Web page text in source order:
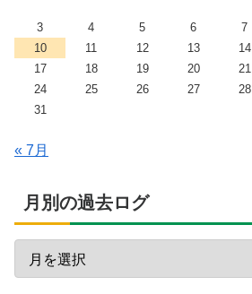
3
4 5 6 7
10
11 12 13 14
17
18 19 20 21
24
25 26 27 28
31
« 7月
月別の過去ログ